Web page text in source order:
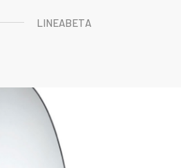
LINEABETA